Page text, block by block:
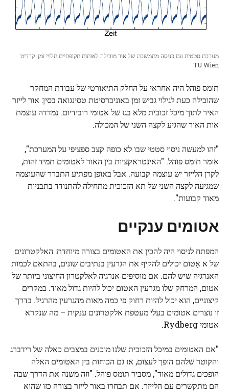
מערכת סטטית עם כניסה מתמשכת של אור מובילה לאותות תקופתיים תלויי זמן. קרדיט:
TU Wien
תומס פוהל היה אחראי על החלק התיאורטי של עבודת המחקר
שהובילה כעת לגילוי גביש זמן באוניברסיטת טסינגואה בסין: אור לייזר
האיר לתוך מיכל זכוכית מלא בגז של אטומי רובידיום. נמדדה עוצמת
אות האור שהגיע לקצה השני של המכולה.
"זהו למעשה ניסוי סטטי שבו לא כופה קצב ספציפי על המערכת",
אומר תומס פוהל. "האינטראקציות בין האור לאטומים תמיד זהות,
לקרן הלייזר יש עוצמה קבועה. אבל באופן מפתיע התברר שהעוצמה
שמגיעה לקצה השני של תא הזכוכית מתחילה להתנודד בתבניות
מאוד קבועות".
אטומים ענקיים
המפתח לניסוי היה להכין את האטומים בצורה מיוחדת: האלקטרונים
של א אָטוֹם יכולים להקיף את הגרעין בנתיבים שונים, בהתאם לכמות
האנרגיה שיש להם. אם מוסיפים אנרגיה לאלקטרון החיצוני ביותר של
אטום, המרחק שלו מגרעין האטום יכול להיות גדול מאוד. במקרים
קיצוניים, הוא יכול להיות רחוק פי כמה מאות מהגרעין מהרגיל. בדרך
זו נוצרים אטומים בעלי מעטפת אלקטרונים ענקית – מה שנקרא
אטומי Rydberg.
"אם האטומים במיכל הזכוכית שלנו מוכנים במצבים כאלה של רידברג
והקוטר שלהם הופך לעצום, אז גם הכוחות בין האטומים האלה
הופכים גדולים מאוד", מסביר תומס פוהל. "וזה משנה את הדרך שבה
הם מתקשרים עם הלייזר. אם תבחרו באור לייזר בצורה כזו שהוא